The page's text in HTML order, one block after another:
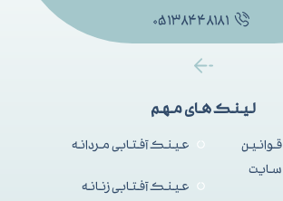
لینک های مهم
قوانین
سایت
عینک آفتابی مردانه
عینک آفتابی زنانه
۰۵۱۳۸۴۴۸۱۸۱